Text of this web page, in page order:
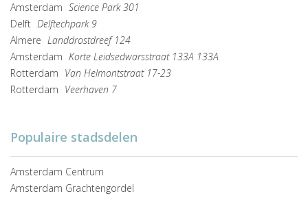
Amsterdam Science Park 301
Delft Delftechpark 9
Almere Landdrostdreef 124
Amsterdam Korte Leidsedwarsstraat 133A 133A
Rotterdam Van Helmontstraat 17-23
Rotterdam Veerhaven 7
Populaire stadsdelen
Amsterdam Centrum
Amsterdam Grachtengordel